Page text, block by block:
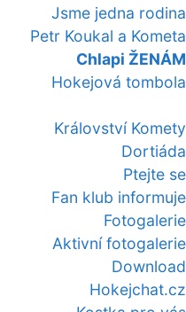
Jsme jedna rodina
Petr Koukal a Kometa
Chlapi ŽENÁM
Hokejová tombola
Království Komety
Dortiáda
Ptejte se
Fan klub informuje
Fotogalerie
Aktivní fotogalerie
Download
Hokejchat.cz